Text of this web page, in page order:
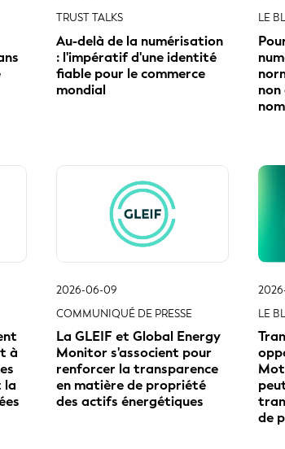
La GLEIF et Global Energy
Monitor s'associent pour
renforcer la transparence
1
des prises de